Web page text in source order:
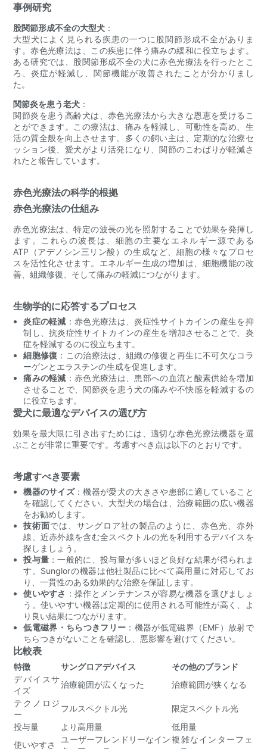
事例研究
股関節形成不全の大型犬 ：
大型犬によく見られる疾患の一つに股関節形成不全がありま
す。赤色光療法は、この疾患に伴う痛みの緩和に役立ちます。
ある研究では、股関節形成不全の犬に赤色光療法を行ったとこ
ろ、炎症が軽減し、関節機能が改善されたことが分かりまし
た。
関節炎を患う老犬 ：
関節炎を患う高齢犬は、赤色光療法から大きな恩恵を受けるこ
とができます。この療法は、痛みを軽減し、可動性を高め、生
活の質全般を向上させます。多くの飼い主は、定期的な治療セ
ッション後、愛犬がより活発になり、関節のこわばりが軽減さ
れたと報告しています。
赤色光療法の科学的根拠
赤色光療法の仕組み
赤色光療法は、特定の波長の光を照射することで効果を発揮し
ます。これらの波長は、細胞の主要なエネルギー源である
ATP（アデノシン三リン酸）の生成など、細胞の様々なプロセ
スを活性化させます。エネルギー生成の増加は、細胞機能の改
善、組織修復、そして痛みの軽減につながります。
生物学的に応答するプロセス
炎症の軽減 ：赤色光療法は、炎症性サイトカインの産生を抑
制し、抗炎症性サイトカインの産生を増加させることで、炎
症を軽減するのに役立ちます。
細胞修復 ：この治療法は、組織の修復と再生に不可欠なコラ
ーゲンとエラスチンの生成を促進します。
痛みの軽減 ：赤色光療法は、患部への血流と酸素供給を増加
させることで、関節炎を患う犬の痛みや不快感を軽減するの
に役立ちます。
愛犬に最適なデバイスの選び方
効果を最大限に引き出すためには、適切な赤色光療法機器を選
ぶことが非常に重要です。考慮すべき点は以下のとおりです。
考慮すべき要素
機器のサイズ：機器が愛犬の大きさや患部に適していること
を確認してください。大型犬の場合は、治療範囲の広い機器
をお勧めします。
技術面では、サングロア社の製品のように、赤色光、赤外
線、近赤外線を含む全スペクトルの光を利用するデバイスを
探しましょう。
投与量 ：一般的に、投与量が多いほど良好な結果が得られま
す。Sunglorの機器は他社製品に比べて高用量に対応してお
り、一貫性のある効果的な治療を保証します。
使いやすさ ：操作とメンテナンスが容易な機器を選びましょ
う。使いやすい機器は定期的に使用される可能性が高く、よ
り良い結果につながります。
低電磁界・ちらつきフリー ：機器が低電磁界（EMF）放射で
ちらつきがないことを確認し、悪影響を避けてください。
比較表
特徴 サングロアデバイス
その他のブランド
デバイスサ
イズ
治療範囲が広くなった
治療範囲が狭くなる
テクノロジ
ー
フルスペクトル光
限定スペクトル光
投与量
より高用量
低用量
使いやすさ
ユーザーフレンドリーなイン複雑なインターフェ